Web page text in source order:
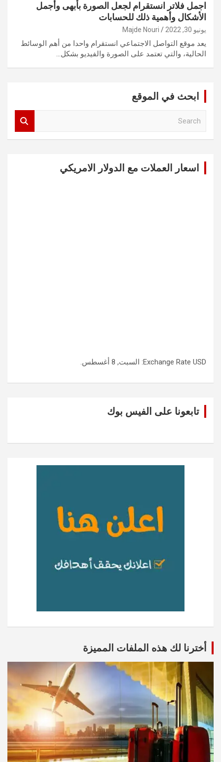
اجمل فلاتر انستقرام لجعل الصورة بأبهى وأجمل
الأشكال وأهمية ذلك للحسابات
يونيو 30, 2022 Majde Nouri
يعد موقع التواصل الاجتماعي انستقرام واحدا من أهم الوسائط
الحالية، والتي تعتمد على الصورة والفيديو بشكل…
ابحث في الموقع
اسعار العملات مع الدولار الامريكي
Exchange Rate USD : السبت, 8 أغسطس.
تابعونا على الفيس بوك
أخترنا لك هذه الملفات المميزة